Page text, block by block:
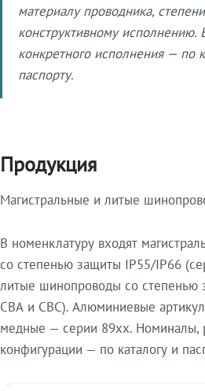
материалу проводника,
конструктивному исполнению.
конкретного исполнения — по
паспорту.
Продукция
Магистральные и литые
В номенклатуру входят
со степенью защиты IP55/IP66
литые шинопроводы со степенью
СВА и СВС). Алюминиевые
медные — серии 89xx. Номиналы,
конфигурации — по каталогу и